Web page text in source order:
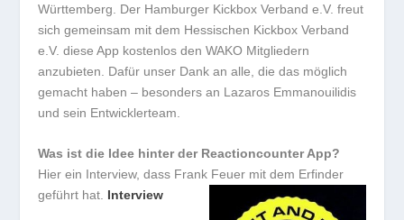
Württemberg. Der Hamburger Kickbox Verband e.V. freut
sich gemeinsam mit dem Hessischen Kickbox Verband
e.V. diese App kostenlos den WAKO Mitgliedern
anzubieten. Dafür unser Dank an alle, die das möglich
gemacht haben – besonders an Lazaros Emmanouilidis
und sein Entwicklerteam.
Was ist die Idee hinter der Reactioncounter App?
Hier ein Interview, dass Frank Feuer mit dem Erfinder
geführt hat. Interview